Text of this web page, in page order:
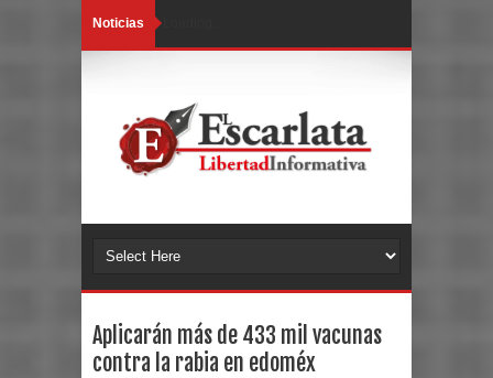
Noticias
Aplicarán más de 433 mil vacunas
contra la rabia en edoméx